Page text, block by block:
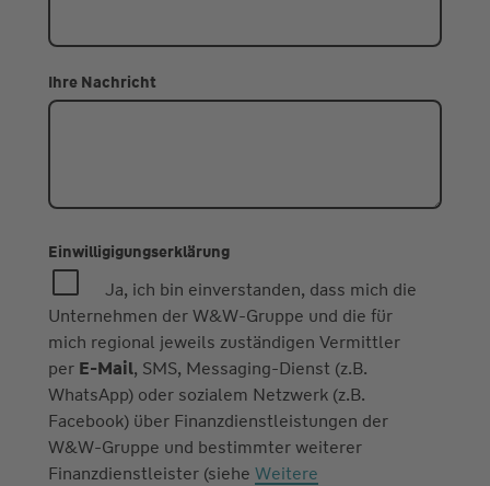
Ihre Nachricht
Einwilligigungserklärung
Ja, ich bin einverstanden, dass mich die
Unternehmen der W&W-Gruppe und die für
mich regional jeweils zuständigen Vermittler
per E-Mail, SMS, Messaging-Dienst (z.B.
WhatsApp) oder sozialem Netzwerk (z.B.
Facebook) über Finanzdienstleistungen der
W&W-Gruppe und bestimmter weiterer
Finanzdienstleister (siehe Weitere